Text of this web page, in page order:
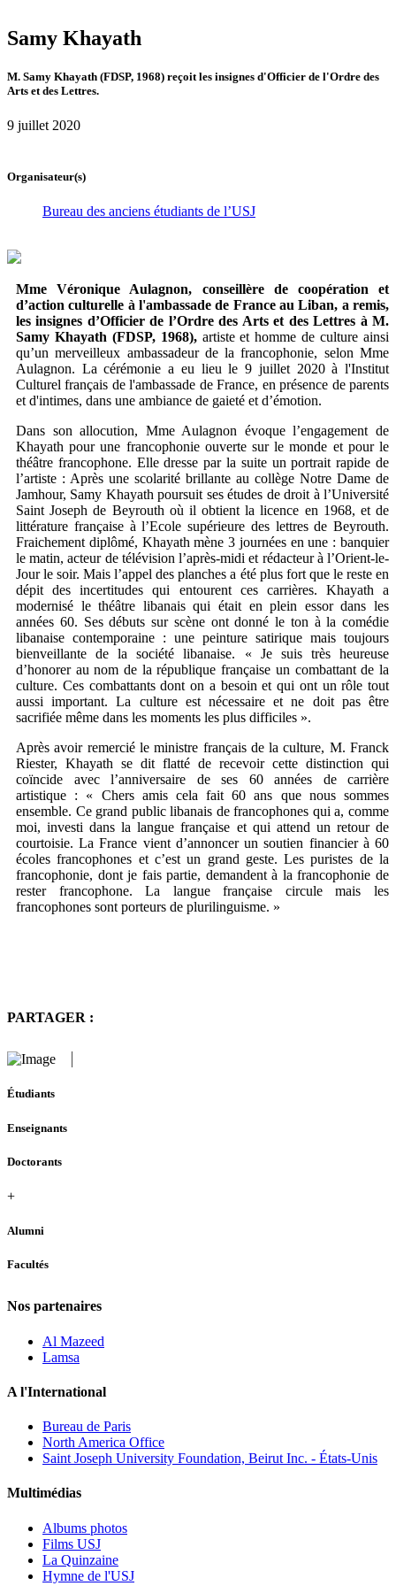
Samy Khayath
M. Samy Khayath (FDSP, 1968) reçoit les insignes d'Officier de l'Ordre des
Arts et des Lettres.
9 juillet 2020
Organisateur(s)
Bureau des anciens étudiants de l’USJ
Mme Véronique Aulagnon, conseillère de coopération et
d’action culturelle à l'ambassade de France au Liban, a remis,
les insignes d’Officier de l’Ordre des Arts et des Lettres à M.
Samy Khayath (FDSP, 1968),artiste et homme de culture ainsi
qu’un merveilleux ambassadeur de la francophonie, selon Mme
Aulagnon. La cérémonie a eu lieu le 9 juillet 2020 à l'Institut
Culturel français de l'ambassade de France, en présence de parents
et d'intimes, dans une ambiance de gaieté et d’émotion.
Dans son allocution, Mme Aulagnon évoque l’engagement de
Khayath pour une francophonie ouverte sur le monde et pour le
théâtre francophone. Elle dresse par la suite un portrait rapide de
l’artiste : Après une scolarité brillante au collège Notre Dame de
Jamhour, Samy Khayath poursuit ses études de droit à l’Université
Saint Joseph de Beyrouth où il obtient la licence en 1968, et de
littérature française à l’Ecole supérieure des lettres de Beyrouth.
Fraichement diplômé, Khayath mène 3 journées en une : banquier
le matin, acteur de télévision l’après-midi et rédacteur à l’Orient-le-
Jour le soir. Mais l’appel des planches a été plus fort que le reste en
dépit des incertitudes qui entourent ces carrières. Khayath a
modernisé le théâtre libanais qui était en plein essor dans les
années 60. Ses débuts sur scène ont donné le ton à la comédie
libanaise contemporaine : une peinture satirique mais toujours
bienveillante de la société libanaise. « Je suis très heureuse
d’honorer au nom de la république française un combattant de la
culture. Ces combattants dont on a besoin et qui ont un rôle tout
aussi important. La culture est nécessaire et ne doit pas être
sacrifiée même dans les moments les plus difficiles ».
Après avoir remercié le ministre français de la culture, M. Franck
Riester, Khayath se dit flatté de recevoir cette distinction qui
coïncide avec l’anniversaire de ses 60 années de carrière
artistique : « Chers amis cela fait 60 ans que nous sommes
ensemble. Ce grand public libanais de francophones qui a, comme
moi, investi dans la langue française et qui attend un retour de
courtoisie. La France vient d’annoncer un soutien financier à 60
écoles francophones et c’est un grand geste. Les puristes de la
francophonie, dont je fais partie, demandent à la francophonie de
rester francophone. La langue française circule mais les
francophones sont porteurs de plurilinguisme. »
PARTAGER :
Étudiants
Enseignants
Doctorants
+
Alumni
Facultés
Nos partenaires
Al Mazeed
Lamsa
A l'International
Bureau de Paris
North America Office
Saint Joseph University Foundation, Beirut Inc. - États-Unis
Multimédias
Albums photos
Films USJ
La Quinzaine
Hymne de l'USJ